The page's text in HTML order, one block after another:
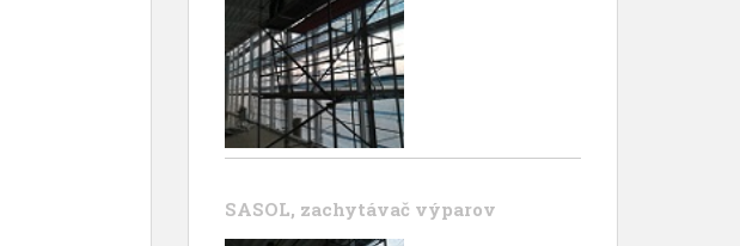
SASOL, zachytávač výparov